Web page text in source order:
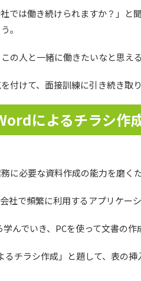
では働き続けられますか？」と
。
の人と一緒に働きたいなと思え
付けて、面接訓練に引き続き取
によるチラシ作成
に必要な資料作成の能力を磨く
社で頻繁に利用するアプリケー
んでいき、PCを使って文書の作
チラシ作成」と題して、表の